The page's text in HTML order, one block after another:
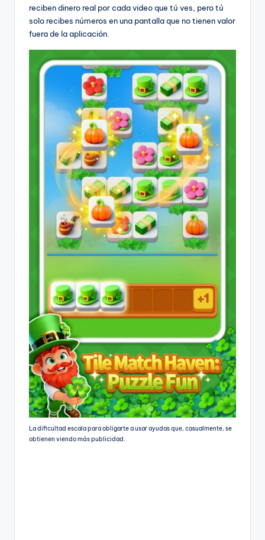
reciben dinero real por cada video que tú ves, pero tú
solo recibes números en una pantalla que no tienen valor
fuera de la aplicación.
La dificultad escala para obligarte a usar ayudas que, casualmente, se
obtienen viendo más publicidad.